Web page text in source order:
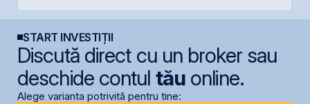
START INVESTIȚII
Discută direct cu un broker sau
deschide contul tăuonline.
Alege varianta potrivită pentru tine: